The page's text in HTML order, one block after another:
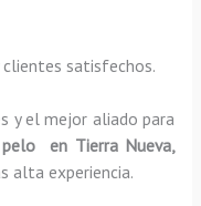
clientes satisfechos.
y el mejor aliado para
en Tierra Nueva,
alta experiencia.